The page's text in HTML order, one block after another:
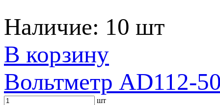
Наличие: 10 шт
В корзину
Вольтметр AD112-
шт